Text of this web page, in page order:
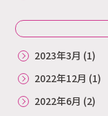
2023年3月 (1)
2022年12月 (1)
2022年6月 (2)